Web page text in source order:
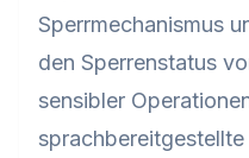
Sperrmechanismus
den Sperrenstatus
sensibler